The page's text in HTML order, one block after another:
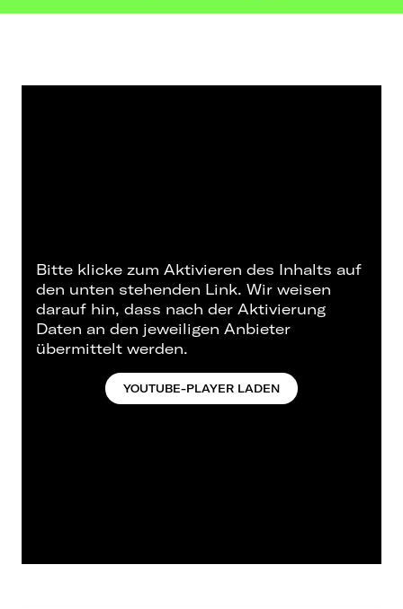
Bitte klicke zum Aktivieren des Inhalts auf
den unten stehenden Link. Wir weisen
darauf hin, dass nach der Aktivierung
Daten an den jeweiligen Anbieter
übermittelt werden.
YOUTUBE-PLAYER LADEN